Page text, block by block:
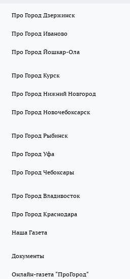
Про Город Дзержинск
Про Город Иваново
Про Город Йошкар-Ола
Про Город Курск
Про Город Нижний Новгород
Про Город Новочебоксарск
Про Город Рыбинск
Про Город Уфа
Про Город Чебоксары
Про Город Владивосток
Про Город Краснодара
Наша Газета
Документы
Онлайн-газета "ПроГород"